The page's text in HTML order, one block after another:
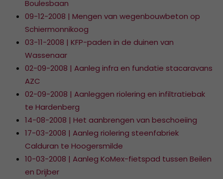
Boulesbaan
09-12-2008 | Mengen van wegenbouwbeton op
Schiermonnikoog
03-11-2008 | KFP-paden in de duinen van
Wassenaar
02-09-2008 | Aanleg infra en fundatie stacaravans
AZC
02-09-2008 | Aanleggen riolering en infiltratiebak
te Hardenberg
14-08-2008 | Het aanbrengen van beschoeiing
17-03-2008 | Aanleg riolering steenfabriek
Calduran te Hoogersmilde
10-03-2008 | Aanleg KoMex-fietspad tussen Beilen
en Drijber